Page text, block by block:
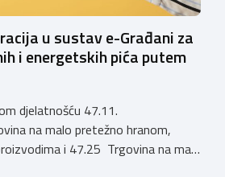
u sustav e-Građani za
i energetskih pića putem
djelatnošću 47.11.
na malo pretežno hranom,
i 47.25 Trgovina na malo